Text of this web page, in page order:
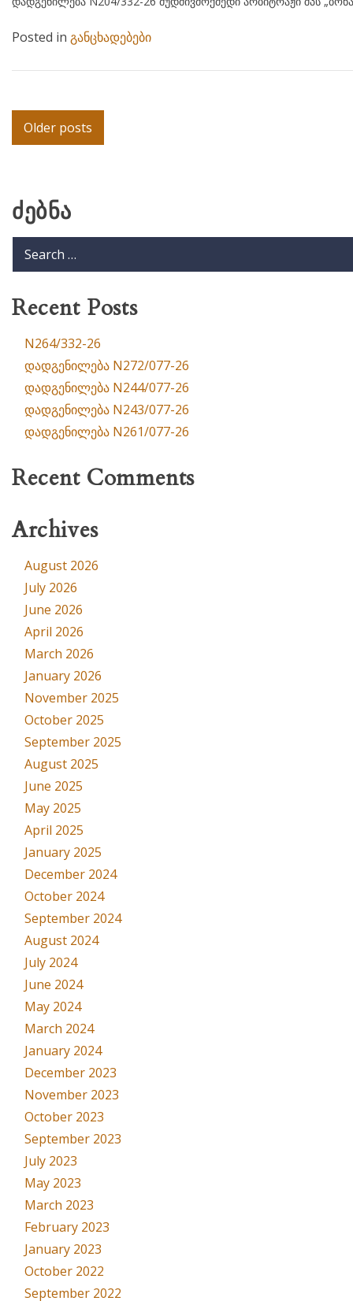
Posted in განცხადებები
Posts
navigation
Older posts
ძებნა
Recent Posts
N264/332-26
დადგენილება N272/077-26
დადგენილება N244/077-26
დადგენილება N243/077-26
დადგენილება N261/077-26
Recent Comments
Archives
August 2026
July 2026
June 2026
April 2026
March 2026
January 2026
November 2025
October 2025
September 2025
August 2025
June 2025
May 2025
April 2025
January 2025
December 2024
October 2024
September 2024
August 2024
July 2024
June 2024
May 2024
March 2024
January 2024
December 2023
November 2023
October 2023
September 2023
July 2023
May 2023
March 2023
February 2023
January 2023
October 2022
September 2022